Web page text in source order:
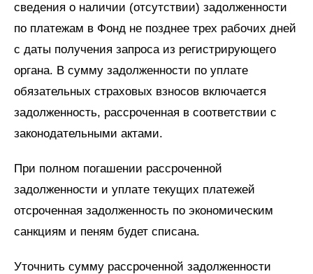
сведения о наличии (отсутствии) задолженности
по платежам в Фонд не позднее трех рабочих дней
с даты получения запроса из регистрирующего
органа. В сумму задолженности по уплате
обязательных страховых взносов включается
задолженность, рассроченная в соответствии с
законодательными актами.
При полном погашении рассроченной
задолженности и уплате текущих платежей
отсроченная задолженность по экономическим
санкциям и пеням будет списана.
Уточнить сумму рассроченной задолженности